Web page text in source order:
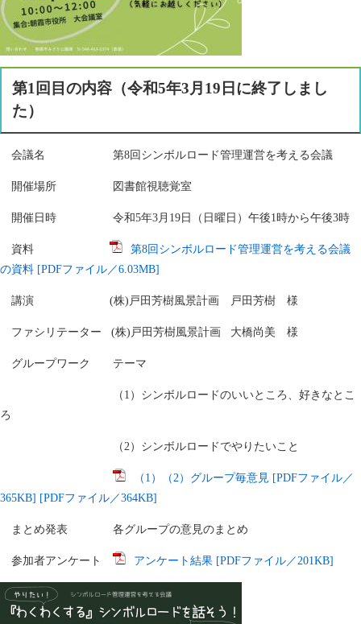
第1回目の内容（令和5年3月19日に終了しまし
た）
会議名 第8回シンボルロード管理運営を考える会議
開催場所 図書館視聴覚室
開催日時 令和5年3月19日（日曜日）午後1時から午後3時
資料
第8回シンボルロード管理運営を考える会議
の資料 [PDFファイル／6.03MB]
講演 (株)戸田芳樹風景計画 戸田芳樹 様
ファシリテーター (株)戸田芳樹風景計画 大橋尚美 様
グループワーク テーマ
（1）シンボルロードのいいところ、好きなとこ
ろ
（2）シンボルロードでやりたいこと
（1）（2）グループ毎意見 [PDFファイル／
365KB] [PDFファイル／364KB]
まとめ発表 各グループの意見のまとめ
参加者アンケート アンケート結果 [PDFファイル／201KB]